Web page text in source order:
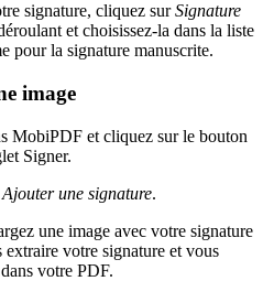
signature, cliquez surSignature
et choisissez-la dans la liste
pour la signature manuscrite.
image
MobiPDF et cliquez sur le bouton
Signer.
Ajouter une signature.
une image avec votre signature
votre signature et vous
votre PDF.